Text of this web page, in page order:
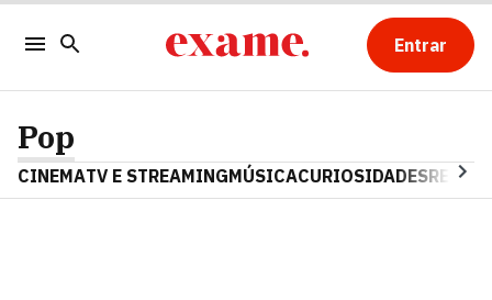
Entrar
Pop
CINEMATV E STREAMINGMÚSICACURIOSIDADES